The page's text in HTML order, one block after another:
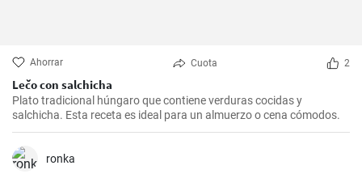
Ahorrar Cuota 2
Lečo con salchicha
Plato tradicional húngaro que contiene verduras cocidas y
salchicha. Esta receta es ideal para un almuerzo o cena cómodos.
ronka